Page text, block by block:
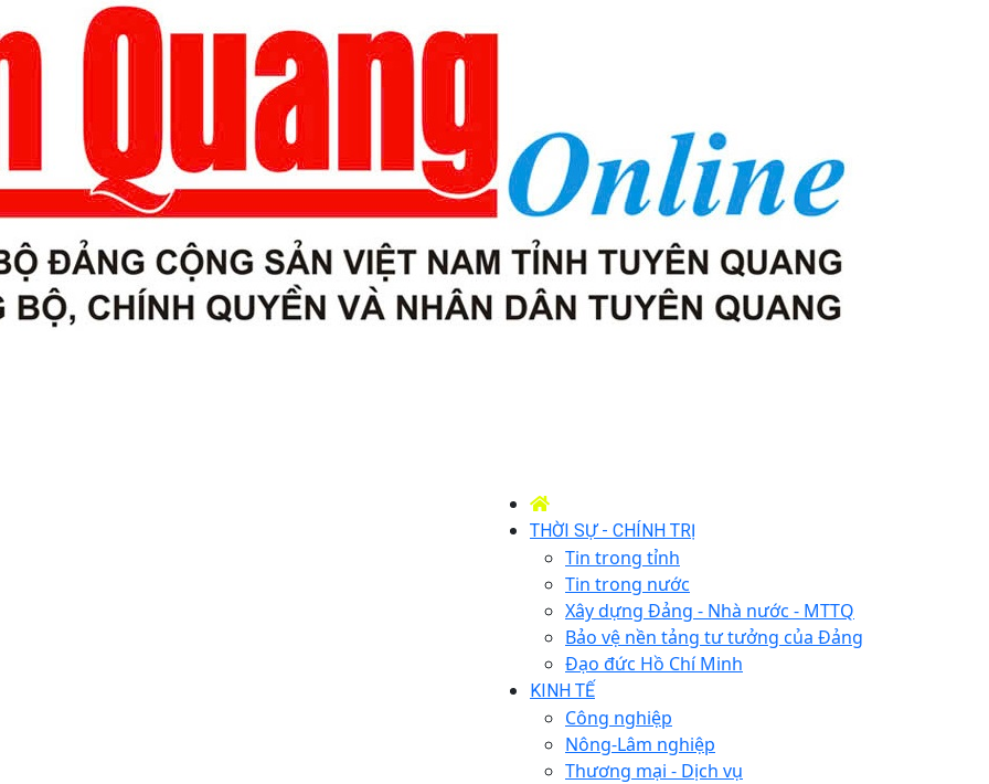
THỜI SỰ - CHÍNH TRỊ
Tin trong tỉnh
Tin trong nước
Xây dựng Đảng - Nhà nước - MTTQ
Bảo vệ nền tảng tư tưởng của Đảng
Đạo đức Hồ Chí Minh
KINH TẾ
Công nghiệp
Nông-Lâm nghiệp
Thương mại - Dịch vụ